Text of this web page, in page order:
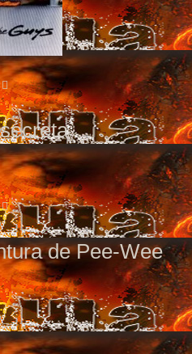
de Pee-Wee